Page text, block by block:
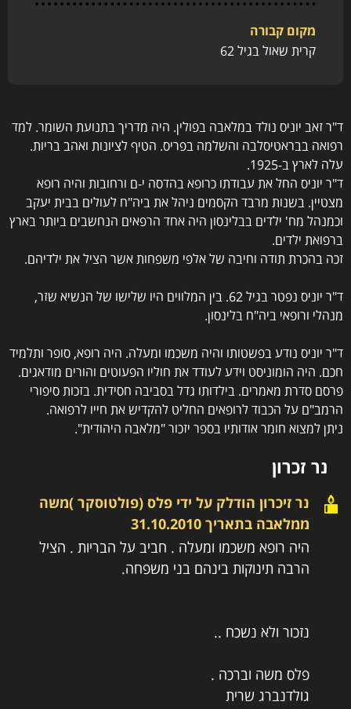
מקום קבורה
קרית שאול בגיל 62
ד"ר זאב יוניס נולד במלאבה בפולין. היה מדריך בתנועת השומר. למד
רפואה בבראטיסלבה והשלמה בפריס. הטיף לציונות ואהב בריות.
עלה לארץ ב-1925.
ד"ר יוניס החל את עבודתו כרופא בהדסה י-ם ורחובות והיה רופא
מצטיין. בשנות מרבד הקסמים ניהל את ביה"ח לעולים בבית יעקב
וכמנהל מח' ילדים בבלינסון היה אחד הרפאים הנחשבים ביותר בארץ
ברפואת ילדים.
זכה בהכרת תודה וחיבה של אלפי משפחות אשר הציל את ילדיהם.
ד"ר יוניס נפטר בגיל 62. בין המלווים היו שלישו של הנשיא שזר,
מנהלי ורופאי ביה"ח בלינסון.
ד"ר יוניס נודע בפשטותו והיה משכמו ומעלה. היה רופא, סופר ותלמיד
חכם. היה הומוניסט וידע לעודד את חוליו הפעוטים והורים מודאגים.
פרסם סדרת מאמרים. בילדותו גדל בסביבה חסידית. בזכות סיפורי
הרמב"ם על הכבוד לרופאים החליט להקדיש את חייו לרפואה.
ניתן למצוא חומר אודותיו בספר יזכור "מלאבה היהודית".
נר זכרון
נר זיכרון הודלק על ידי פלס (פולטוסקר )משה
ממלאבה בתאריך 31.10.2010
היה רופא משכמו ומעלה . חביב על הבריות . הציל
הרבה תינוקות בינהם בני משפחה.
נזכור ולא נשכח ..
פלס משה וברכה .
גולדנברג שרית